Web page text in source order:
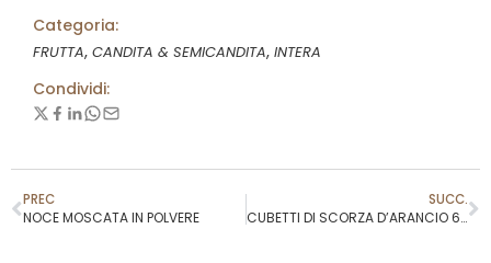
Categoria:
FRUTTA, CANDITA & SEMICANDITA, INTERA
Condividi:
PREC
NOCE MOSCATA IN POLVERE
SUCC.
CUBETTI DI SCORZA D’ARANCIO 6X6